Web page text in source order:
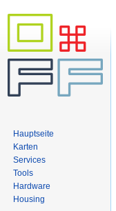
Hauptseite
Karten
Services
Tools
Hardware
Housing